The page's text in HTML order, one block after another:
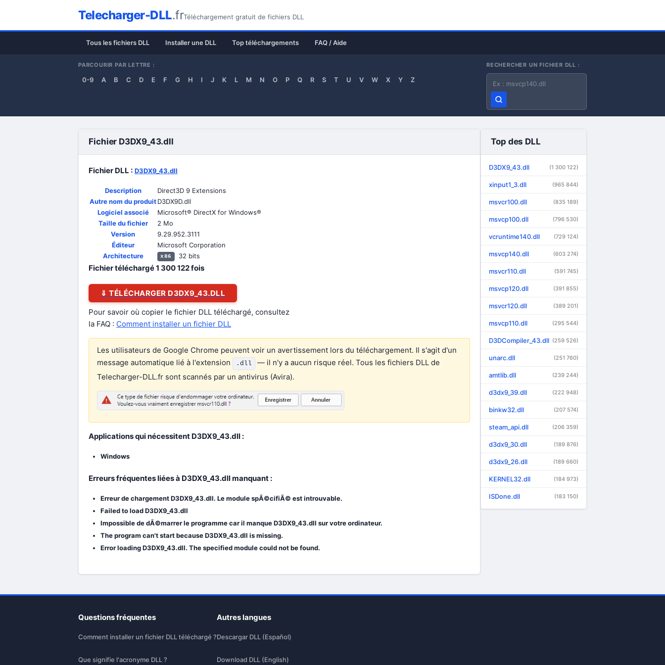
Telecharger-DLL.frTéléchargement gratuit de fichiers DLL
Tous les fichiers DLL Installer une DLL Top téléchargements FAQ / Aide
PARCOURIR PAR LETTRE :
0-9 A B C D E F G H I J K L M N O P Q R S T U V W X Y Z
RECHERCHER UN FICHIER DLL :
Nom du fichier DLL
Fichier D3DX9_43.dll
Fichier DLL : D3DX9_43.dll
Description
Direct3D 9 Extensions
Autre nom du produitD3DX9D.dll
Logiciel associé
Microsoft® DirectX for Windows®
Taille du fichier
2 Mo
Version
9.29.952.3111
Éditeur
Microsoft Corporation
Architecture
x86 32 bits
Fichier téléchargé1 300 122fois
⇓ TÉLÉCHARGER D3DX9_43.DLL
Pour savoir où copier le fichier DLL téléchargé, consultez
la FAQ : Comment installer un fichier DLL
Les utilisateurs de Google Chrome peuvent voir un avertissement lors du téléchargement. Il s'agit d'un
message automatique lié à l'extension
.dll
— il n'y a aucun risque réel. Tous les fichiers DLL de
Telecharger-DLL.fr sont scannés par un antivirus (Avira).
Applications qui nécessitent D3DX9_43.dll :
Windows
Erreurs fréquentes liées à D3DX9_43.dll manquant :
Erreur de chargement D3DX9_43.dll. Le module spÃ©cifiÃ© est introuvable.
Failed to load D3DX9_43.dll
Impossible de dÃ©marrer le programme car il manque D3DX9_43.dll sur votre ordinateur.
The program can't start because D3DX9_43.dll is missing.
Error loading D3DX9_43.dll. The specified module could not be found.
Top des DLL
D3DX9_43.dll (1 300 122)
xinput1_3.dll (965 844)
msvcr100.dll (835 189)
msvcp100.dll (796 530)
vcruntime140.dll (729 124)
msvcp140.dll (603 274)
msvcr110.dll (591 745)
msvcp120.dll (391 855)
msvcr120.dll (389 201)
msvcp110.dll (295 544)
D3DCompiler_43.dll (259 526)
unarc.dll (251 760)
amtlib.dll (239 244)
d3dx9_39.dll (222 948)
binkw32.dll (207 574)
steam_api.dll (206 359)
d3dx9_30.dll (189 876)
d3dx9_26.dll (189 660)
KERNEL32.dll (184 973)
ISDone.dll (183 150)
Questions fréquentes
Comment installer un fichier DLL téléchargé ?
Que signifie l'acronyme DLL ?
Autres langues
Descargar DLL (Español)
Download DLL (English)